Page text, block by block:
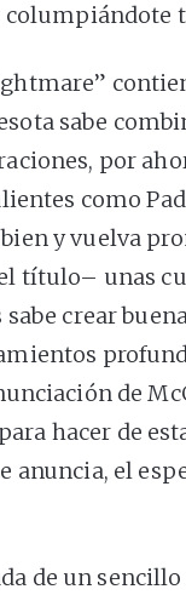
columpiándote
sabe
por
como
y vuelva
título– unas
crear
de
hacer de
anuncia, el
de un